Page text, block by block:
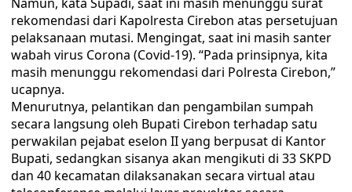
rekomendasi dari Kapolresta Cirebon atas persetujuan
pelaksanaan mutasi. Mengingat, saat ini masih santer
wabah virus Corona (Covid-19). “Pada prinsipnya, kita
masih menunggu rekomendasi dari Polresta Cirebon,”
ucapnya.
Menurutnya, pelantikan dan pengambilan sumpah
secara langsung oleh Bupati Cirebon terhadap satu
perwakilan pejabat eselon II yang berpusat di Kantor
Bupati, sedangkan sisanya akan mengikuti di 33 SKPD
dan 40 kecamatan dilaksanakan secara virtual atau